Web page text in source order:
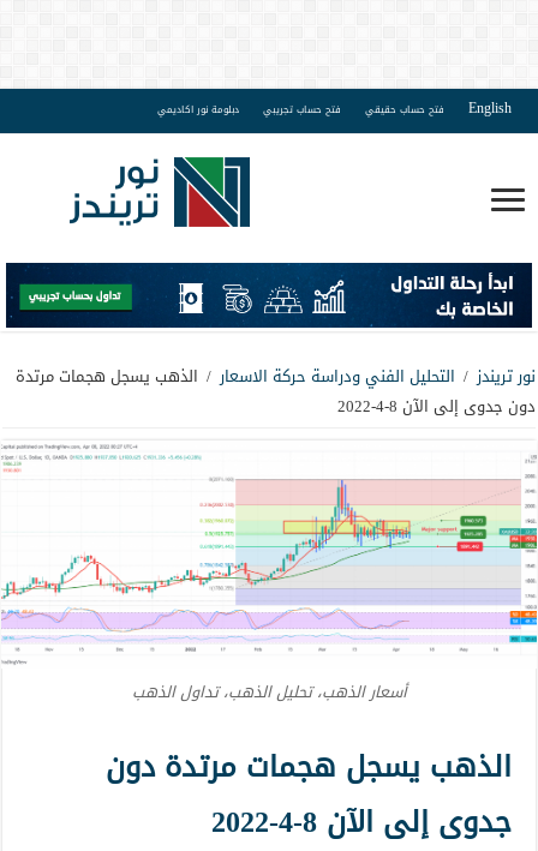
English فتح حساب حقيقي فتح حساب تجريبي دبلومة نور اكاديمي
نور تريندز / التحليل الفني ودراسة حركة الاسعار / الذهب يسجل هجمات مرتدة
دون جدوى إلى الآن 8-4-2022
أسعار الذهب، تحليل الذهب، تداول الذهب
الذهب يسجل هجمات مرتدة دون
جدوى إلى الآن 8-4-2022